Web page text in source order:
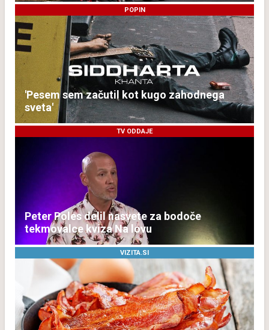
POPIN
'Pesem sem začutil kot kugo zahodnega
sveta'
TV ODDAJE
Peter Poles delil nasvete za bodoče
tekmovalce kviza Na lovu
VIZITA.SI